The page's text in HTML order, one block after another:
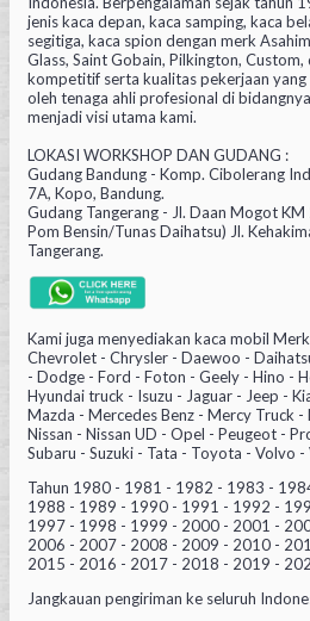
jenis kaca depan, kaca samping, kaca
segitiga, kaca spion dengan merk
Glass, Saint Gobain, Pilkington, Custom,
kompetitif serta kualitas pekerjaan
oleh tenaga ahli profesional di
menjadi visi utama kami.
LOKASI WORKSHOP DAN GUDANG :
Gudang Bandung - Komp. Cibolerang
7A, Kopo, Bandung.
Gudang Tangerang - Jl. Daan Mogot KM
Pom Bensin/Tunas Daihatsu) Jl.
Tangerang.
Kami juga menyediakan kaca mobil
Chevrolet - Chrysler - Daewoo -
- Dodge - Ford - Foton - Geely - Hino -
Hyundai truck - Isuzu - Jaguar - Jeep -
Mazda - Mercedes Benz - Mercy Truck
Nissan - Nissan UD - Opel - Peugeot -
Subaru - Suzuki - Tata - Toyota - Volvo -
Tahun 1980 - 1981 - 1982 - 1983 -
1988 - 1989 - 1990 - 1991 - 1992 -
1997 - 1998 - 1999 - 2000 - 2001 -
2006 - 2007 - 2008 - 2009 - 2010 -
2015 - 2016 - 2017 - 2018 - 2019 -
Jangkauan pengiriman ke seluruh